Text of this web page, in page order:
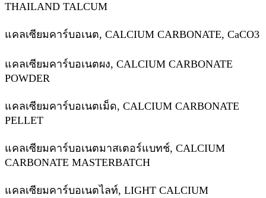
THAILAND TALCUM
แคลเซียมคาร์บอเนต, CALCIUM CARBONATE, CaCO3
แคลเซียมคาร์บอเนตผง, CALCIUM CARBONATE
POWDER
แคลเซียมคาร์บอเนตเม็ด, CALCIUM CARBONATE
PELLET
แคลเซียมคาร์บอเนตมาสเตอร์แบทช์, CALCIUM
CARBONATE MASTERBATCH
แคลเซียมคาร์บอเนตไลท์, LIGHT CALCIUM